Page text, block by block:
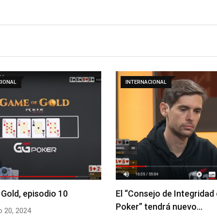
de Integridad del
nuevo…
ESTRATEGIA
Game of Gold, episodio 8
Enero 22, 2024